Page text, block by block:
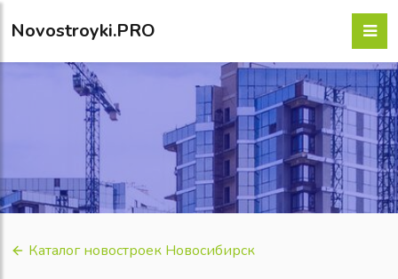
Novostroyki.PRO
Каталог новостроек Новосибирск